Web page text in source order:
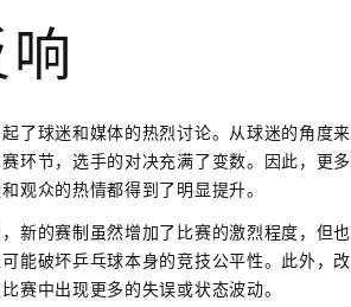
了球迷和媒体的热烈讨论。从球迷的角度来
环节，选手的对决充满了变数。因此，更多
观众的热情都得到了明显提升。
新的赛制虽然增加了比赛的激烈程度，但也
能破坏乒乓球本身的竞技公平性。此外，改
赛中出现更多的失误或状态波动。